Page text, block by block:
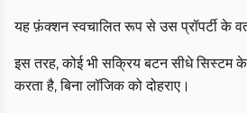
यह फ़ंक्शन स्वचालित रूप से उस प्रॉपर्टी के
इस तरह, कोई भी सक्रिय बटन सीधे सिस्टम
करता है, बिना लॉजिक को दोहराए।